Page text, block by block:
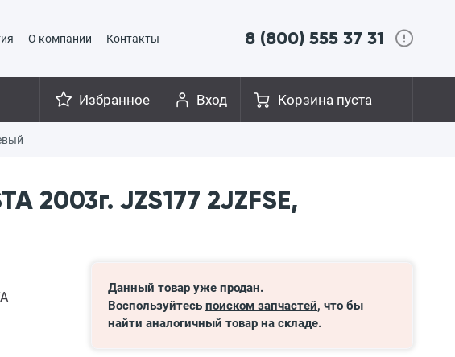
О компании Контакты 8 (800) 555 37 31
Корзина пуста
Вход
Избранное
2003г. JZS177 2JZFSE,
Данный товар уже продан.
Воспользуйтесь поиском запчастей, что бы
найти аналогичный товар на складе.